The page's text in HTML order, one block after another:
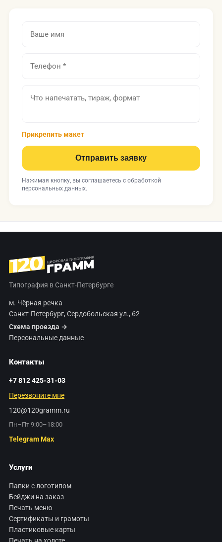
Прикрепить макет
Отправить заявку
Нажимая кнопку, вы соглашаетесь с обработкой
персональных данных.
Типография в Санкт-Петербурге
м. Чёрная речка
Санкт-Петербург, Сердобольская ул., 62
Схема проезда →
Персональные данные
Контакты
+7 812 425-31-03
Перезвоните мне
120@120gramm.ru
Пн–Пт 9:00–18:00
TelegramMax
Услуги
Папки с логотипом
Бейджи на заказ
Печать меню
Сертификаты и грамоты
Пластиковые карты